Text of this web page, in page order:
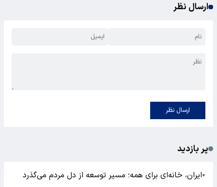
ارسال نظر
ارسال نظر
پر بازدید
●ایران، خانه‌ای برای همه؛ مسیر توسعه از دل مردم می‌گذرد